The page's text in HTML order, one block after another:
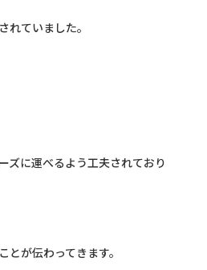
れていました。
ズに運べるよう工夫されており
とが伝わってきます。